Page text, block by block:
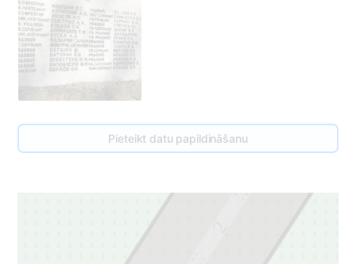
Pieteikt datu papildināšanu
3